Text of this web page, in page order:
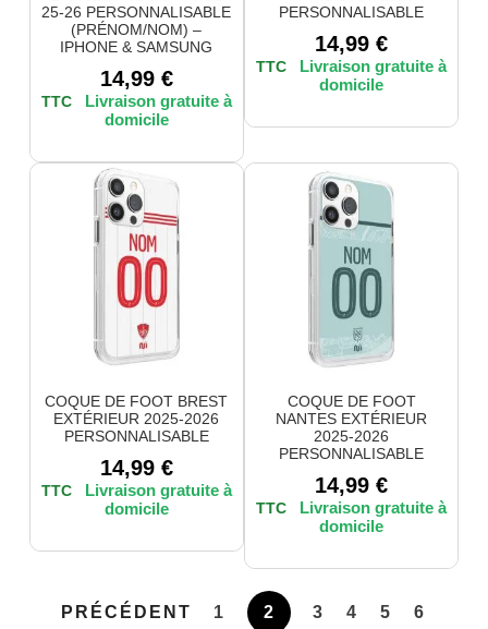
25-26 PERSONNALISABLE
(PRÉNOM/NOM) –
IPHONE & SAMSUNG
14,99 €
TTC
PERSONNALISABLE
14,99 €
TTC
COQUE DE FOOT BREST
EXTÉRIEUR 2025-2026
PERSONNALISABLE
14,99 €
TTC
COQUE DE FOOT
NANTES EXTÉRIEUR
2025-2026
PERSONNALISABLE
14,99 €
TTC
PRÉCÉDENT 1 2 3 4 5 6